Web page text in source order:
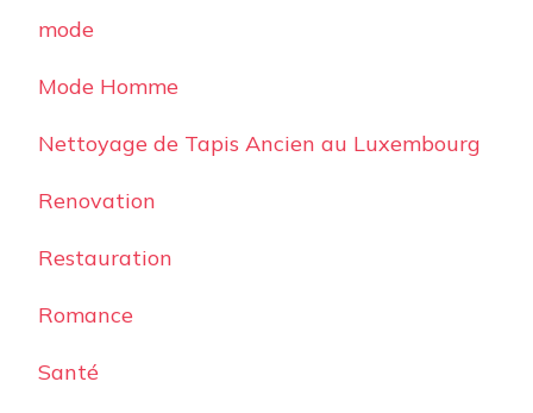
mode
Mode Homme
Nettoyage de Tapis Ancien au Luxembourg
Renovation
Restauration
Romance
Santé